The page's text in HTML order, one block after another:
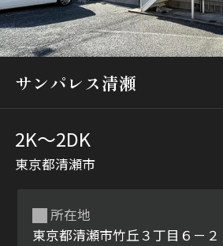
通勤・通学時間から探す
地図から探す
人気のカテゴリから探す
サンパレス清瀬
2K〜2DK
東京都清瀬市
所在地
東京都清瀬市竹丘３丁目６－２